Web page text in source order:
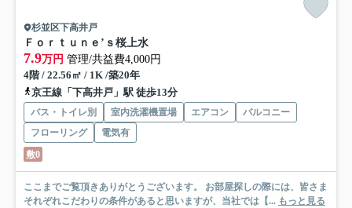
杉並区下高井戸
Ｆｏｒｔｕｎｅ’ｓ桜上水
7.9万円 管理/共益費4,000円
4階 / 22.56㎡ / 1K /築20年
京王線「下高井戸」駅 徒歩13分
バス・トイレ別 室内洗濯機置場 エアコン
バルコニー
フローリング
電気有
敷0
ここまでご覧頂きありがとうございます。 お部屋探しの際には、皆さま
それぞれこだわりの条件があると思いますが、当社では【... もっと見る